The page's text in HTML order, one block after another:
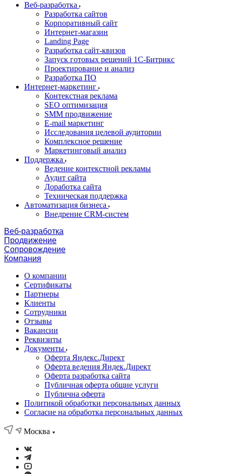
Веб-разработка
Разработка сайтов
Корпоративный сайт
Интернет-магазин
Landing Page
Разработка сайт-квизов
Запуск готовых решений 1С-Битрикс
Проектирование и анализ
Разработка ПО
Интернет-маркетинг
Контекстная реклама
SEO оптимизация
SMM продвижение
E-mail маркетинг
Исследования целевой аудитории
Комплексное решение
Маркетинговый анализ
Поддержка
Ведение контекстной рекламы
Аудит сайта
Доработка сайта
Техническая поддержка
Автоматизация бизнеса
Внедрение CRM-систем
Веб-разработка
Продвижение
Сопровождение
Компания
О компании
Сертификаты
Партнеры
Клиенты
Сотрудники
Отзывы
Вакансии
Реквизиты
Документы
Оферта Яндекс.Директ
Оферта ведения Яндек.Директ
Оферта разработка сайта
Публичная оферта общие услуги
Публична оферта
Политикой обработки персональных данных
Согласие на обработка персональных данных
Москва